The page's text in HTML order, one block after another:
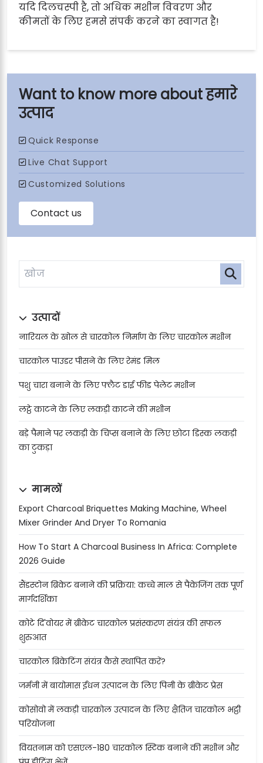
हमारे
उत्पाद
उत्पादों
नारियल के खोल से चारकोल निर्माण के लिए चारकोल मशीन
चारकोल पाउडर पीसने के लिए रेमंड मिल
पशु चारा बनाने के लिए फ्लैट डाई फीड पेलेट मशीन
लट्ठे काटने के लिए लकड़ी काटने की मशीन
बड़े पैमाने पर लकड़ी के चिप्स बनाने के लिए छोटा डिस्क लकड़ी
का टुकड़ा
मामलों
Export Charcoal Briquettes Making Machine, Wheel
Mixer Grinder And Dryer To Romania
How To Start A Charcoal Business In Africa: Complete
2026 Guide
सैंडस्टोन ब्रिकेट बनाने की प्रक्रिया: कच्चे माल से पैकेजिंग तक पूर्ण
मार्गदर्शिका
कोटे दि'वोयर में ब्रीकेट चारकोल प्रसंस्करण संयंत्र की सफल
शुरुआत
चारकोल ब्रिकेटिंग संयंत्र कैसे स्थापित करें?
जर्मनी में बायोमास ईंधन उत्पादन के लिए पिनी के ब्रीकेट प्रेस
कोसोवो में लकड़ी चारकोल उत्पादन के लिए क्षैतिज चारकोल भट्ठी
परियोजना
वियतनाम को एसएल-180 चारकोल स्टिक बनाने की मशीन और
यदि दिलचस्पी है, तो अधिक मशीन विवरण और
कीमतों के लिए हमसे संपर्क करने का स्वागत है!